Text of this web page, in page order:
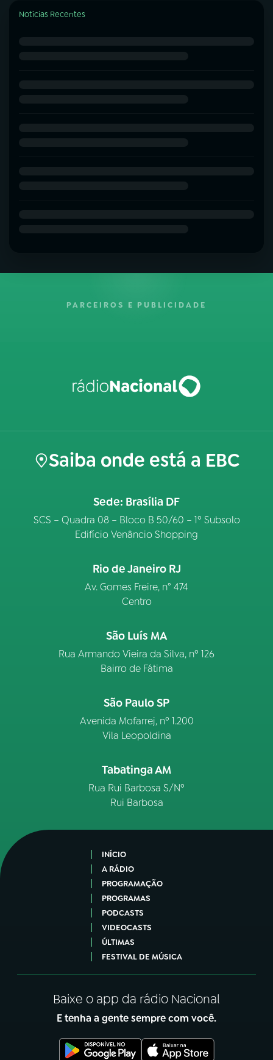
Notícias Recentes
PARCEIROS E PUBLICIDADE
Saiba onde está a EBC
Sede: Brasília DF
SCS – Quadra 08 – Bloco B 50/60 – 1º Subsolo
Edifício Venâncio Shopping
Rio de Janeiro RJ
Av. Gomes Freire, n° 474
Centro
São Luís MA
Rua Armando Vieira da Silva, nº 126
Bairro de Fátima
São Paulo SP
Avenida Mofarrej, nº 1.200
Vila Leopoldina
Tabatinga AM
Rua Rui Barbosa S/Nº
Rui Barbosa
INÍCIO
A RÁDIO
PROGRAMAÇÃO
PROGRAMAS
PODCASTS
VIDEOCASTS
ÚLTIMAS
FESTIVAL DE MÚSICA
Baixe o app da rádio Nacional
E tenha a gente sempre com você.